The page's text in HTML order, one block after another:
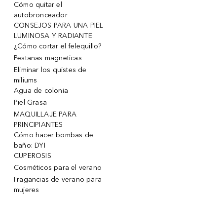
Cómo quitar el
autobronceador
CONSEJOS PARA UNA PIEL
LUMINOSA Y RADIANTE
¿Cómo cortar el felequillo?
Pestanas magneticas
Eliminar los quistes de
miliums
Agua de colonia
Piel Grasa
MAQUILLAJE PARA
PRINCIPIANTES
Cómo hacer bombas de
baño: DYI
CUPEROSIS
Cosméticos para el verano
Fragancias de verano para
mujeres